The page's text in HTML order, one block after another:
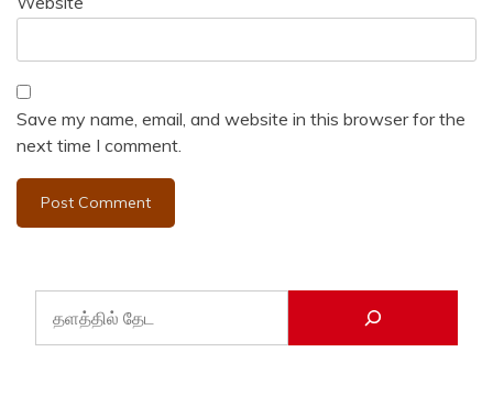
Save my name, email, and website in this browser for the
next time I comment.